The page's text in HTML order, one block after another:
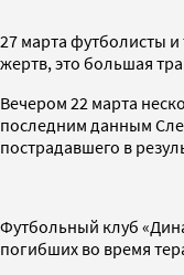
27 марта футболисты
жертв, это большая
Вечером 22 марта
последним данным
пострадавшего в
Футбольный клуб
погибших во время